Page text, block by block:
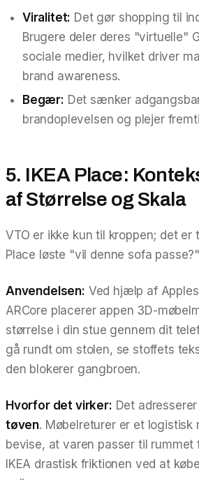
Viralitet: Det gør shopping til
Brugere deler deres "virtuelle"
sociale medier, hvilket driver
brand awareness.
Begær: Det sænker
brandoplevelsen og plejer
5. IKEA Place:
af Størrelse og Skala
VTO er ikke kun til kroppen; det er
Place løste "vil denne sofa
Anvendelsen: Ved hjælp af
ARCore placerer appen 3D-
størrelse i din stue gennem dit
gå rundt om stolen, se stoffets
den blokerer gangbroen.
Hvorfor det virker: Det
tøven. Møbelreturer er et logistisk
bevise, at varen passer til rummet
IKEA drastisk friktionen ved at